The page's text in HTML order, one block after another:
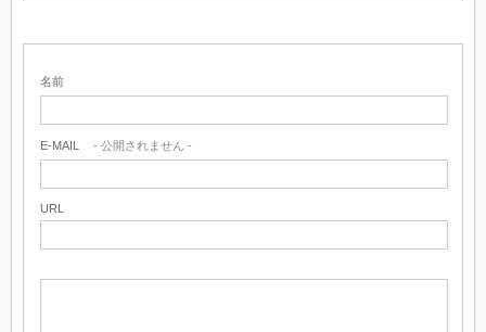
名前
E-MAIL - 公開されません -
URL